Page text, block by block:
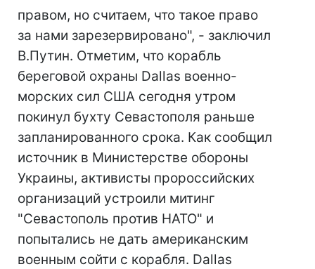
правом, но считаем, что такое право
за нами зарезервировано", - заключил
В.Путин. Отметим, что корабль
береговой охраны Dallas военно-
морских сил США сегодня утром
покинул бухту Севастополя раньше
запланированного срока. Как сообщил
источник в Министерстве обороны
Украины, активисты пророссийских
организаций устроили митинг
"Севастополь против НАТО" и
попытались не дать американским
военным сойти с корабля. Dallas